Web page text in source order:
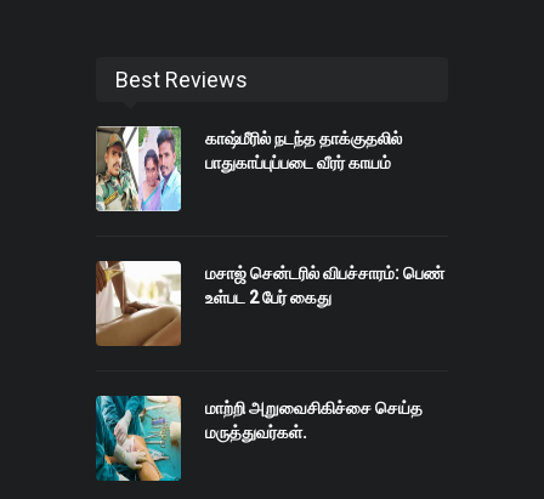
Best Reviews
காஷ்மீரில் நடந்த தாக்குதலில்
பாதுகாப்புப்படை வீரர் காயம்
மசாஜ் சென்டரில் விபச்சாரம்: பெண்
உள்பட 2 பேர் கைது
மாற்றி அறுவைசிகிச்சை செய்த
மருத்துவர்கள்.